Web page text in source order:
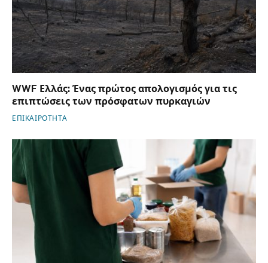
WWF Ελλάς: Ένας πρώτος απολογισμός για τις
επιπτώσεις των πρόσφατων πυρκαγιών
ΕΠΙΚΑΙΡΟΤΗΤΑ